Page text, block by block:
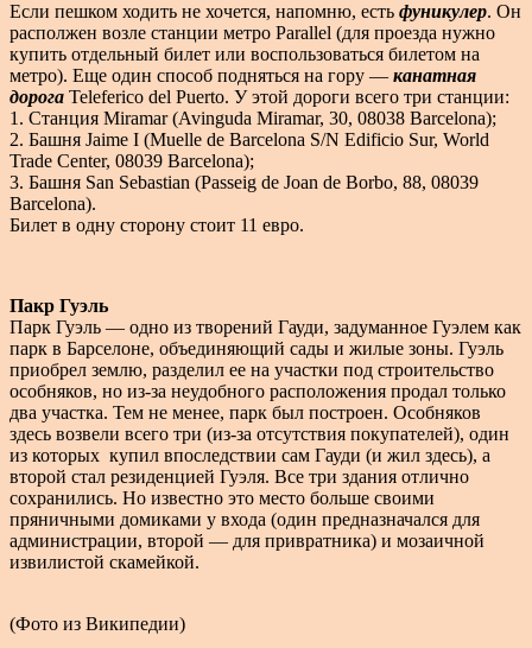
Если пешком ходить не хочется, напомню, есть фуникулер. Он
располжен возле станции метро Parallel (для проезда нужно
купить отдельный билет или воспользоваться билетом на
метро). Еще один способ подняться на гору — канатная
дорога Teleferico del Puerto. У этой дороги всего три станции:
1. Станция Miramar (Avinguda Miramar, 30, 08038 Barcelona);
2. Башня Jaime I (Muelle de Barcelona S/N Edificio Sur, World
Trade Center, 08039 Barcelona);
3. Башня San Sebastian (Passeig de Joan de Borbo, 88, 08039
Barcelona).
Билет в одну сторону стоит 11 евро.
Пакр Гуэль
Парк Гуэль — одно из творений Гауди, задуманное Гуэлем как
парк в Барселоне, объединяющий сады и жилые зоны. Гуэль
приобрел землю, разделил ее на участки под строительство
особняков, но из-за неудобного расположения продал только
два участка. Тем не менее, парк был построен. Особняков
здесь возвели всего три (из-за отсутствия покупателей), один
из которых купил впоследствии сам Гауди (и жил здесь), а
второй стал резиденцией Гуэля. Все три здания отлично
сохранились. Но известно это место больше своими
пряничными домиками у входа (один предназначался для
администрации, второй — для привратника) и мозаичной
извилистой скамейкой.
(Фото из Википедии)